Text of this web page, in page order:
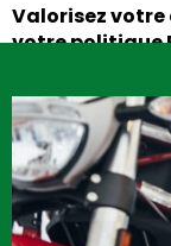
Valorisez votre
votre politique